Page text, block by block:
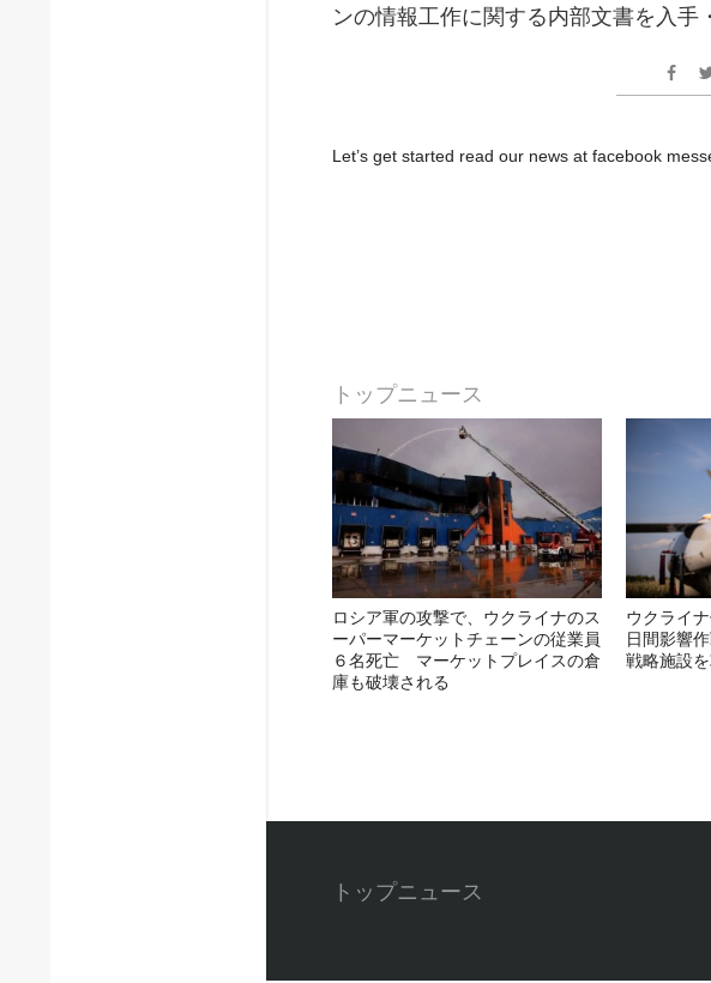
ンの情報工作に関する内部文書を入手
Let’s get started read our news at facebook
トップニュース
ロシア軍の攻撃で、ウクライナのス
ーパーマーケットチェーンの従業員
６名死亡 マーケットプレイスの倉
庫も破壊される
ウクライ
日間影響
戦略施設
トップニュース